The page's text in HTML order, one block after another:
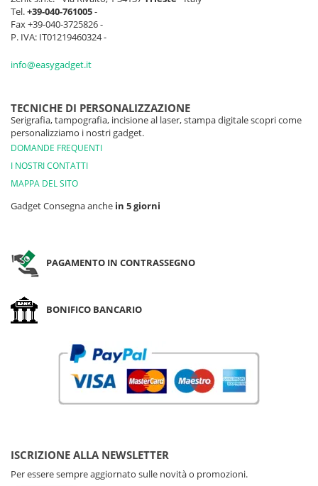
Tel.+39-040-761005-
Fax +39-040-3725826 -
P. IVA: IT01219460324 -
info@easygadget.it
TECNICHE DI PERSONALIZZAZIONE
Serigrafia, tampografia, incisione al laser, stampa digitale scopri come
personalizziamo i nostri gadget.
DOMANDE FREQUENTI
I NOSTRI CONTATTI
MAPPA DEL SITO
Gadget Consegna anche in 5 giorni
PAGAMENTO IN CONTRASSEGNO
BONIFICO BANCARIO
ISCRIZIONE ALLA NEWSLETTER
Per essere sempre aggiornato sulle novità o promozioni.